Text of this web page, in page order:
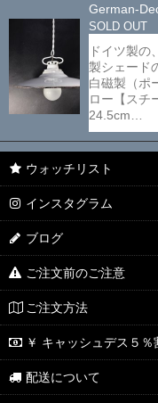
German-
SOLD OUT
ドイツ製の
製シェード
白磁製（ポ
ロー【スチ
24.5cm…
ウォッチリスト
インスタグラム
ブログ
ご注文前のご注意
ご注文方法
￥ キャッシュデス５
配送について